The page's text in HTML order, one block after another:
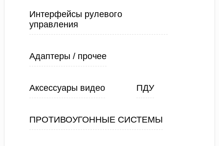
Интерфейсы рулевого
управления
Адаптеры / прочее
Аксессуары видео ПДУ
ПРОТИВОУГОННЫЕ СИСТЕМЫ